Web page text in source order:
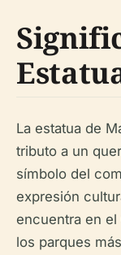
La estatua de
tributo a un
símbolo del
expresión
encuentra en
los parques